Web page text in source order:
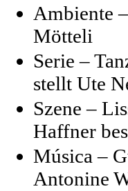
Ambiente
Mötteli
Serie –
stellt Ute
Szene –
Haffner
Música –
Antonine